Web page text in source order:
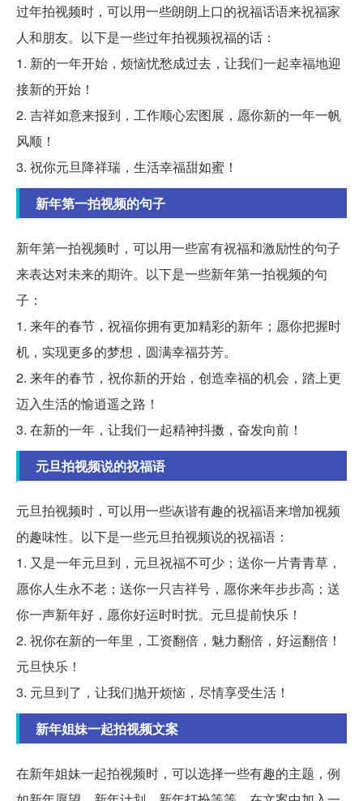
过年拍视频时，可以用一些朗朗上口的祝福话语来祝福家
人和朋友。以下是一些过年拍视频祝福的话：
1. 新的一年开始，烦恼忧愁成过去，让我们一起幸福地迎
接新的开始！
2. 吉祥如意来报到，工作顺心宏图展，愿你新的一年一帆
风顺！
3. 祝你元旦降祥瑞，生活幸福甜如蜜！
新年第一拍视频的句子
新年第一拍视频时，可以用一些富有祝福和激励性的句子
来表达对未来的期许。以下是一些新年第一拍视频的句
子：
1. 来年的春节，祝福你拥有更加精彩的新年；愿你把握时
机，实现更多的梦想，圆满幸福芬芳。
2. 来年的春节，祝你新的开始，创造幸福的机会，踏上更
迈入生活的愉逍遥之路！
3. 在新的一年，让我们一起精神抖擞，奋发向前！
元旦拍视频说的祝福语
元旦拍视频时，可以用一些诙谐有趣的祝福语来增加视频
的趣味性。以下是一些元旦拍视频说的祝福语：
1. 又是一年元旦到，元旦祝福不可少；送你一片青青草，
愿你人生永不老；送你一只吉祥号，愿你来年步步高；送
你一声新年好，愿你好运时时扰。元旦提前快乐！
2. 祝你在新的一年里，工资翻倍，魅力翻倍，好运翻倍！
元旦快乐！
3. 元旦到了，让我们抛开烦恼，尽情享受生活！
新年姐妹一起拍视频文案
在新年姐妹一起拍视频时，可以选择一些有趣的主题，例